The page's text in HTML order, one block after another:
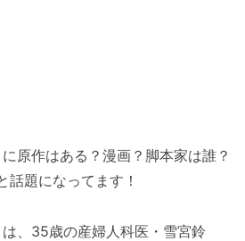
原作はある？漫画？脚本家は誰？
題になってます！
、35歳の産婦人科医・雪宮鈴